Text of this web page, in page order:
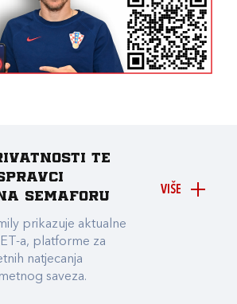
VIŠE
te
Semaforu
prikazuje aktualne
a, platforme za
natjecanja
saveza.